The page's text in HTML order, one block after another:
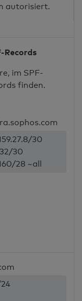
autorisiert.
Records
im SPF-
finden.
30
30
28 ~all